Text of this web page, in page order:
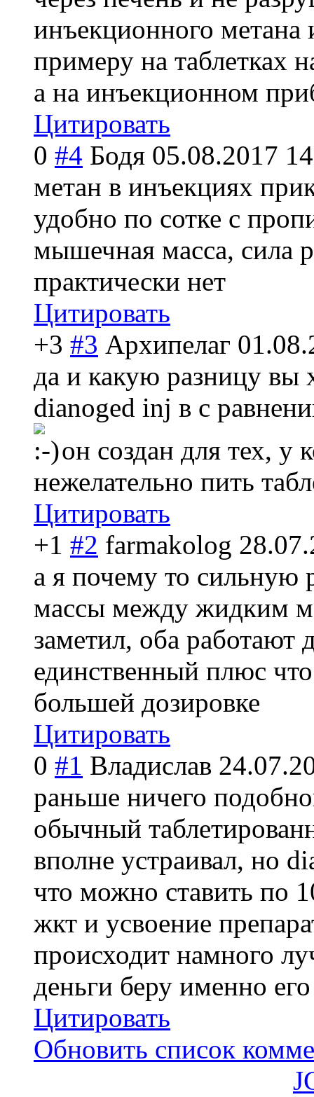
инъекционного метана
примеру на таблетках
а на инъекционном
Цитировать
0 #4 Бодя 05.08.2017
метан в инъекциях
удобно по сотке с
мышечная масса, сила
практически нет
Цитировать
+3 #3 Архипелаг
да и какую разницу вы
dianoged inj в с
он создан для тех, у
нежелательно пить
Цитировать
+1 #2 farmakolog
а я почему то сильную
массы между жидким
заметил, оба работают
единственный плюс
большей дозировке
Цитировать
0 #1 Владислав
раньше ничего
обычный
вполне устраивал, но
что можно ставить по
жкт и усвоение
происходит намного
деньги беру именно его
Цитировать
Обновить список